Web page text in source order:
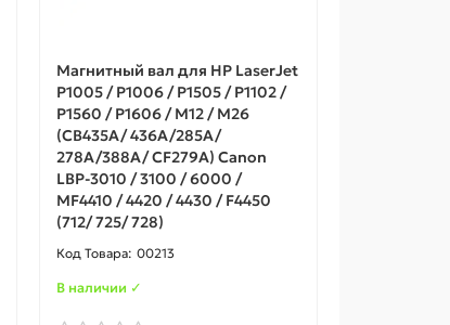
Магнитный вал для HP LaserJet
P1005 / P1006 / P1505 / P1102 /
P1560 / P1606 / M12 / M26
(CB435A/ 436A/285A/
278A/388A/ CF279A) Canon
LBP-3010 / 3100 / 6000 /
MF4410 / 4420 / 4430 / F4450
(712/ 725/ 728)
00213
В наличии ✓